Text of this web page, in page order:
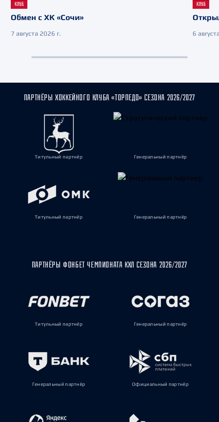
КЛУБ
Обмен с ХК «Сочи»
7 августа 2026 г.
КЛУБ
6
ПАРТНЁРЫ ХОККЕЙНОГО КЛУБА «ТОРПЕДО» СЕЗОНА 2026/2027
Титульный партнёр Генеральный партнёр
Титульный партнёр Генеральный партнёр
ПАРТНЁРЫ ФОНБЕТ ЧЕМПИОНАТА КХЛ СЕЗОНА 2026/2027
Титульный партнёр Генеральный партнёр
Генеральный партнёр Официальный партнёр